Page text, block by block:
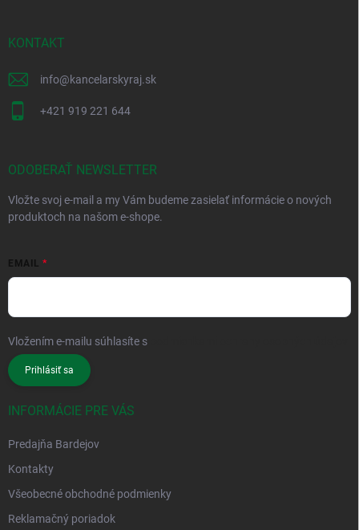
KONTAKT
info@kancelarskyraj.sk
+421 919 221 644
ODOBERAŤ NEWSLETTER
Vložte svoj e-mail a my Vám budeme zasielať informácie o nových
produktoch na našom e-shope.
EMAIL
Vložením e-mailu súhlasíte s
Prihlásiť sa
INFORMÁCIE PRE VÁS
Predajňa Bardejov
Kontakty
Všeobecné obchodné podmienky
Reklamačný poriadok